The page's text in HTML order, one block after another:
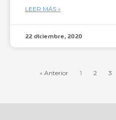
LEER MÁS »
22 diciembre, 2020
« Anterior 1 2 3